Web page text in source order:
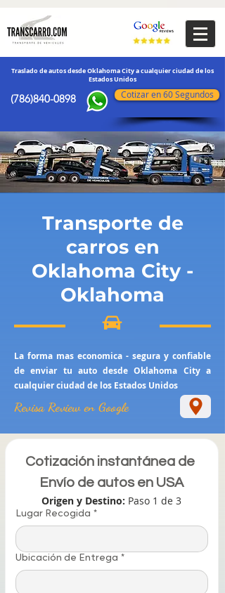
Traslado de autos desde Oklahoma City a cualquier ciudad de los
Estados Unidos
(786)840-0898 Cotizar en 60 Segundos
Transporte de
carros en
Oklahoma City -
Oklahoma
La forma mas economica - segura y confiable
de enviar tu auto desde Oklahoma City a
cualquier ciudad de los Estados Unidos
Revisa Review en Google
Cotización instantánea de
Envío de autos en USA
Origen y Destino: Paso 1 de 3
Lugar Recogida *
Ubicación de Entrega *